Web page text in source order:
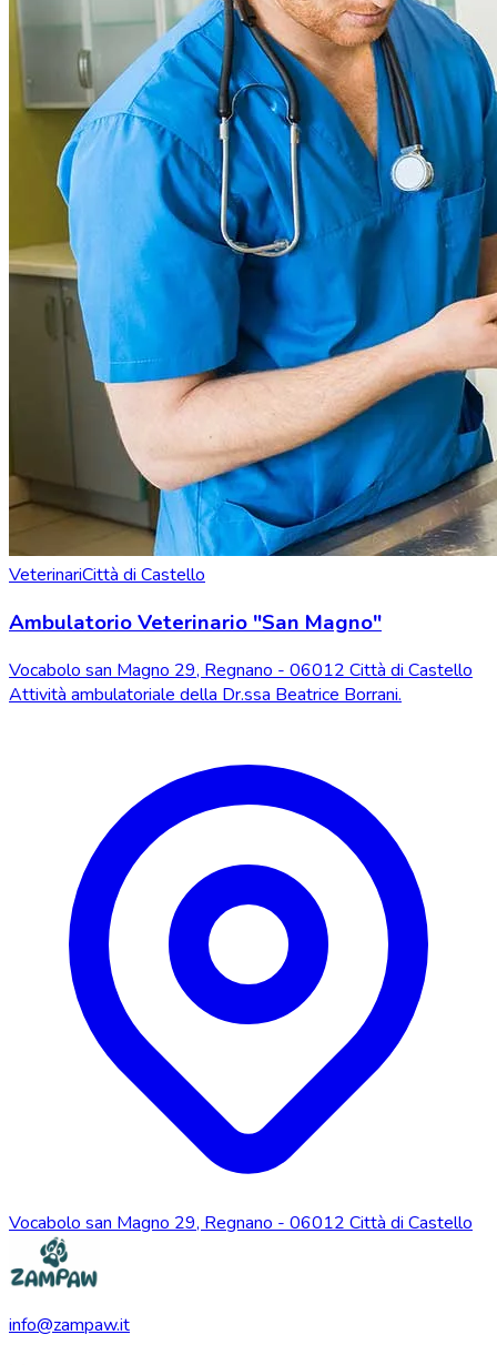
VeterinariCittà di Castello
Ambulatorio Veterinario "San Magno"
Vocabolo san Magno 29, Regnano - 06012 Città di Castello
Attività ambulatoriale della Dr.ssa Beatrice Borrani.
Vocabolo san Magno 29, Regnano - 06012 Città di Castello
info@zampaw.it